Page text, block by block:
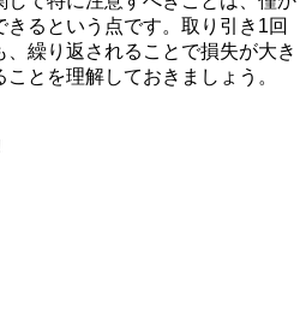
るという点です。取り引き1回
繰り返されることで損失が大き
とを理解しておきましょう。